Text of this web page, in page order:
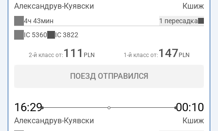
Александрув-Куявски Кшиж
1 пересадка
4ч 43мин
IC 5360 IC3822
2-й класс от: 111 PLN 1-й класс от: 147 PLN
ПОЕЗД ОТПРАВИЛСЯ
16:29 00:10
Александрув-Куявски Кшиж